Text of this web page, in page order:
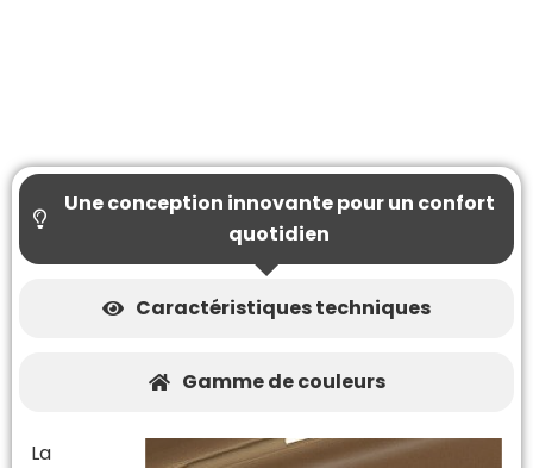
Une conception innovante pour un confort
quotidien
Caractéristiques techniques
Gamme de couleurs
La